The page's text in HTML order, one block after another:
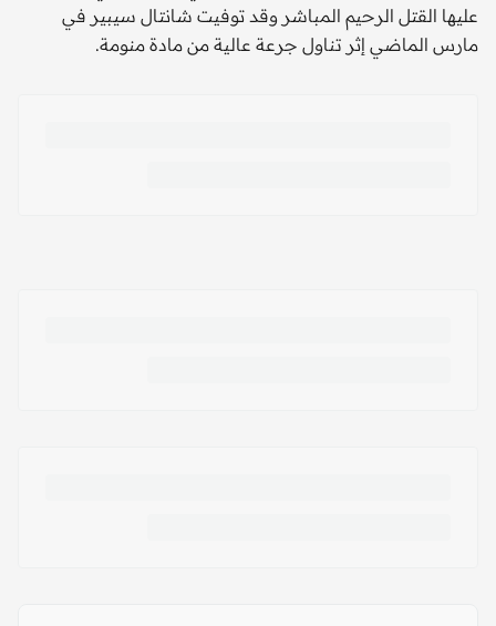
عليها القتل الرحيم المباشر وقد توفيت شانتال سيبير في
مارس الماضي إثر تناول جرعة عالية من مادة منومة.